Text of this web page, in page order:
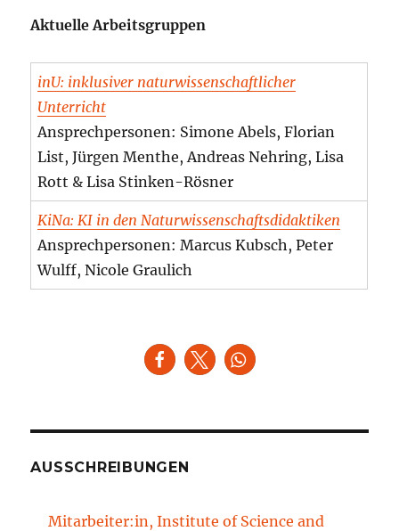
Aktuelle Arbeitsgruppen
inU: inklusiver naturwissenschaftlicher
Unterricht
Ansprechpersonen: Simone Abels, Florian
List, Jürgen Menthe, Andreas Nehring, Lisa
Rott & Lisa Stinken-Rösner
KiNa: KI in den Naturwissenschaftsdidaktiken
Ansprechpersonen: Marcus Kubsch, Peter
Wulff, Nicole Graulich
AUSSCHREIBUNGEN
Mitarbeiter:in, Institute of Science and